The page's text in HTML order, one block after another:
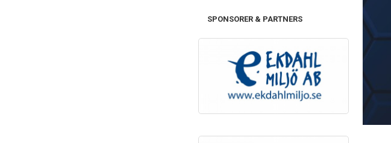
SPONSORER & PARTNERS